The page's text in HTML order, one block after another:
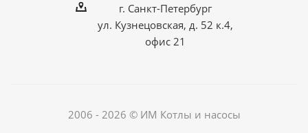
г. Санкт-Петербург
ул. Кузнецовская, д. 52 к.4,
офис 21
2006 - 2026 © ИМ Котлы и насосы